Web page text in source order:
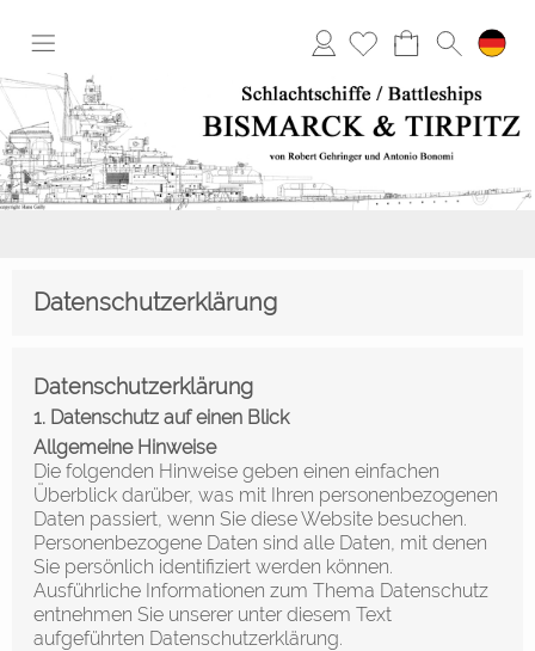
Anmelden
Datenschutzerklärung
Datenschutz­erklärung
1. Datenschutz auf einen Blick
Allgemeine Hinweise
Die folgenden Hinweise geben einen einfachen
Überblick darüber, was mit Ihren personenbezogenen
Daten passiert, wenn Sie diese Website besuchen.
Personenbezogene Daten sind alle Daten, mit denen
Sie persönlich identifiziert werden können.
Ausführliche Informationen zum Thema Datenschutz
entnehmen Sie unserer unter diesem Text
aufgeführten Datenschutzerklärung.